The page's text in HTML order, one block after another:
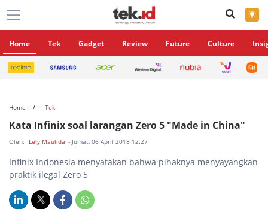
×
Home Tek Gadget Review Future Culture
Home Tek
Kata Infinix soal larangan Zero 5 "Made in China"
Oleh: Lely Maulida - Jumat, 06 April 2018 12:27
Infinix Indonesia menyatakan bahwa pihaknya menyayangkan
praktik ilegal Zero 5